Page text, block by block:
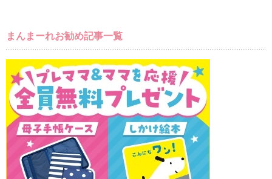
まんまーれお勧め記事一覧